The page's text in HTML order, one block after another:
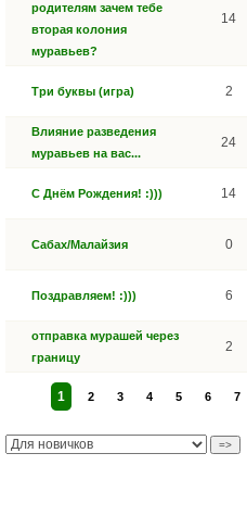
родителям зачем тебе
вторая колония
муравьев?
14
Три буквы (игра) 2
Влияние разведения
муравьев на вас...
24
С Днём Рождения! :))) 14
Сабах/Малайзия 0
Поздравляем! :))) 6
отправка мурашей через
границу
2
1 2 3 4 5 6 7